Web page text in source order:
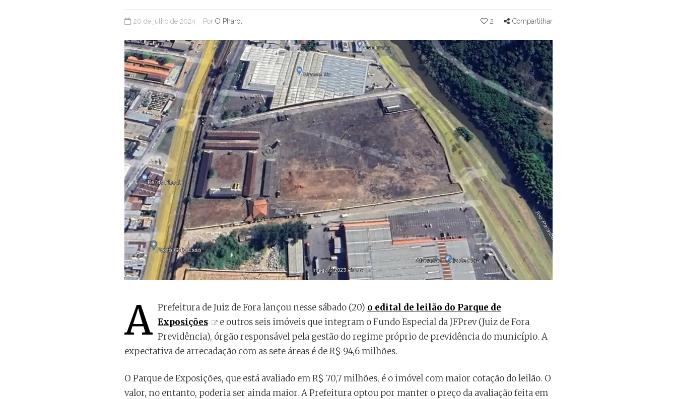
20 de julho de 2024 Por O Pharol 2 Compartilhar
A Prefeitura de Juiz de Fora lançou nesse sábado (20) o edital de leilão do Parque de
Exposições
e outros seis imóveis que integram o Fundo Especial da JFPrev (Juiz de Fora
Previdência), órgão responsável pela gestão do regime próprio de previdência do município. A
expectativa de arrecadação com as sete áreas é de R$ 94,6 milhões.
O Parque de Exposições, que está avaliado em R$ 70,7 milhões, é o imóvel com maior cotação do leilão. O
valor, no entanto, poderia ser ainda maior. A Prefeitura optou por manter o preço da avaliação feita em